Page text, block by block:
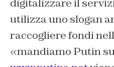
digitalizzare il
utilizza uno slogan
raccogliere fondi
«mandiamo Putin